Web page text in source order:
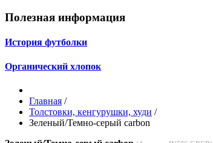
Полезная информация
История футболки
Органический хлопок
Главная /
Толстовки, кенгурушки, худи /
Зеленый/Темно-серый carbon